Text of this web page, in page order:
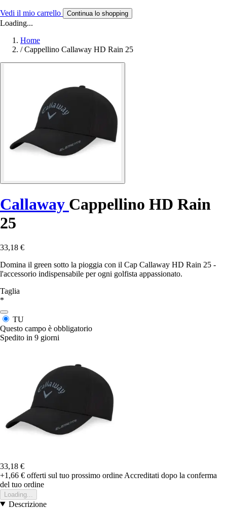
Vedi il mio carrello Continua lo shopping
Loading...
Home
/ Cappellino Callaway HD Rain 25
Callaway Cappellino HD Rain
25
33,18 €
Domina il green sotto la pioggia con il Cap Callaway HD Rain 25 -
l'accessorio indispensabile per ogni golfista appassionato.
Taglia
*
TU
Questo campo è obbligatorio
Spedito in 9 giorni
33,18 €
+1,66 € offerti sul tuo prossimo ordine Accreditati dopo la conferma
del tuo ordine
Loading...
Descrizione